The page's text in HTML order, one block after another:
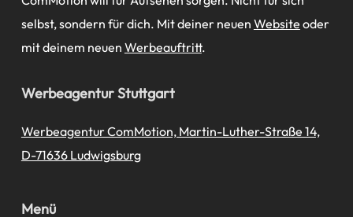
selbst, sondern für dich. Mit deiner neuen Website oder
mit deinem neuen Werbeauftritt.
Werbeagentur Stuttgart
Werbeagentur ComMotion, Martin-Luther-Straße 14,
D-71636 Ludwigsburg
Menü